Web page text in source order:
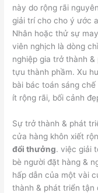
này do rộng rãi
giải trí cho cho ý ước
Nhân hoặc thử sự
viên nghịch là dòng
nghiệp gia trở thành
tựu thành phầm. Xu
bài bác toán sáng
ít rộng rãi, bối cảnh
Sự trở thành & phát
cửa hàng khôn xiết
đổi thưởng. việc giải
bè người đặt hàng &
hấp dẫn của một vài
thành & phát triển tận